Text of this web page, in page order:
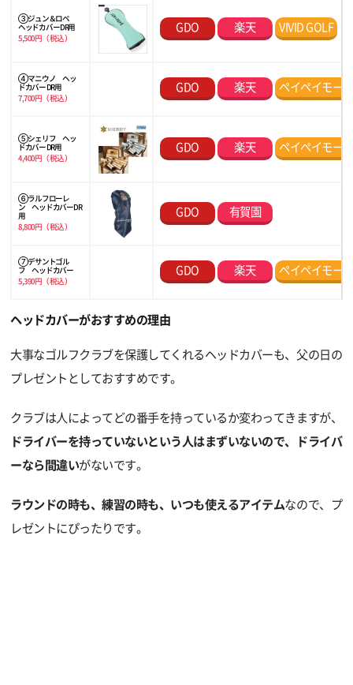
③ ジュン＆ロペ
ヘッドカバー DR用
5,500円（税込）
GDO 楽天 VIVID GOLF
④ マニウノ ヘッ
ドカバー DR用
7,700円（税込）
GDO 楽天 ペイペイモール
⑤ シェリフ ヘッ
ドカバー DR用
4,400円（税込）
GDO 楽天 ペイペイモール
⑥ ラルフローレ
ン ヘッドカバー DR
用
8,800円（税込）
GDO 有賀園
⑦ デサントゴル
フ ヘッドカバー
5,390円（税込）
GDO 楽天 ペイペイモール
ヘッドカバーがおすすめの理由
大事なゴルフクラブを保護してくれるヘッドカバーも、父の日の
プレゼントとしておすすめです。
クラブは人によってどの番手を持っているか変わってきますが、
ドライバーを持っていないという人はまずいないので、ドライバ
ーなら間違いがないです。
ラウンドの時も、練習の時も、いつも使えるアイテムなので、プ
レゼントにぴったりです。